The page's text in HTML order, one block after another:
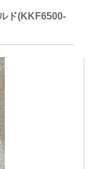
ド(KKF6500-